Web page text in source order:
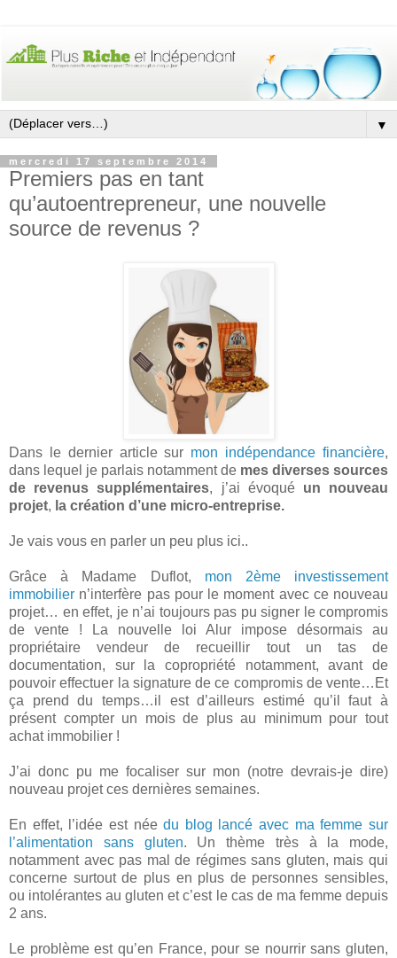
▼
mercredi 17 septembre 2014
Premiers pas en tant
qu’autoentrepreneur, une nouvelle
source de revenus ?
Dans le dernier article sur mon indépendance financière,
dans lequel je parlais notamment de mes diverses sources
de revenus supplémentaires, j’ai évoqué un nouveau
projet, la création d’une micro-entreprise.
Je vais vous en parler un peu plus ici..
Grâce à Madame Duflot, mon 2ème investissement
immobilier n’interfère pas pour le moment avec ce nouveau
projet… en effet, je n’ai toujours pas pu signer le compromis
de vente ! La nouvelle loi Alur impose désormais au
propriétaire vendeur de recueillir tout un tas de
documentation, sur la copropriété notamment, avant de
pouvoir effectuer la signature de ce compromis de vente…Et
ça prend du temps…il est d’ailleurs estimé qu’il faut à
présent compter un mois de plus au minimum pour tout
achat immobilier !
J’ai donc pu me focaliser sur mon (notre devrais-je dire)
nouveau projet ces dernières semaines.
En effet, l’idée est néedu blog lancé avec ma femme sur
l’alimentation sans gluten. Un thème très à la mode,
notamment avec pas mal de régimes sans gluten, mais qui
concerne surtout de plus en plus de personnes sensibles,
ou intolérantes au gluten et c’est le cas de ma femme depuis
2 ans.
Le problème est qu’en France, pour se nourrir sans gluten,